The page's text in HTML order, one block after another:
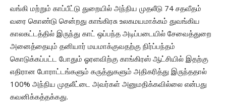
வங்கி மற்றும் காப்பீட்டு துறையில் அந்நிய முதலீடு 74 சதவீதம்
வரை கொண்டு சென்றது காங்கிரசு உலகமயமாக்கம் துவங்கிய
காலகட்டத்தில் இருந்து காட் ஒப்பந்த அடிப்படையில் சேவைத்துறை
அனைத்தையும் தனியார் மயமாக்குவதற்கு நிர்ப்பந்தம்
கொடுக்கப்பட்ட போதும் ஓரளவிற்கு காங்கிரஸ் ஆட்சியில் இதற்கு
எதிரான போராட்டங்களும் கருத்துகளும் அதிகரித்து இருந்ததால்
100% அந்நிய முதலீட்டை அவர்கள் அனுமதிக்கவில்லை என்பது
கவனிக்கத்தக்கது.